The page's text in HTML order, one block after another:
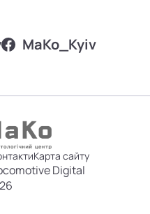
MаKo_Kyiv
Карта сайту
Digital